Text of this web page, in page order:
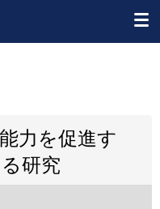
力を促進す
研究